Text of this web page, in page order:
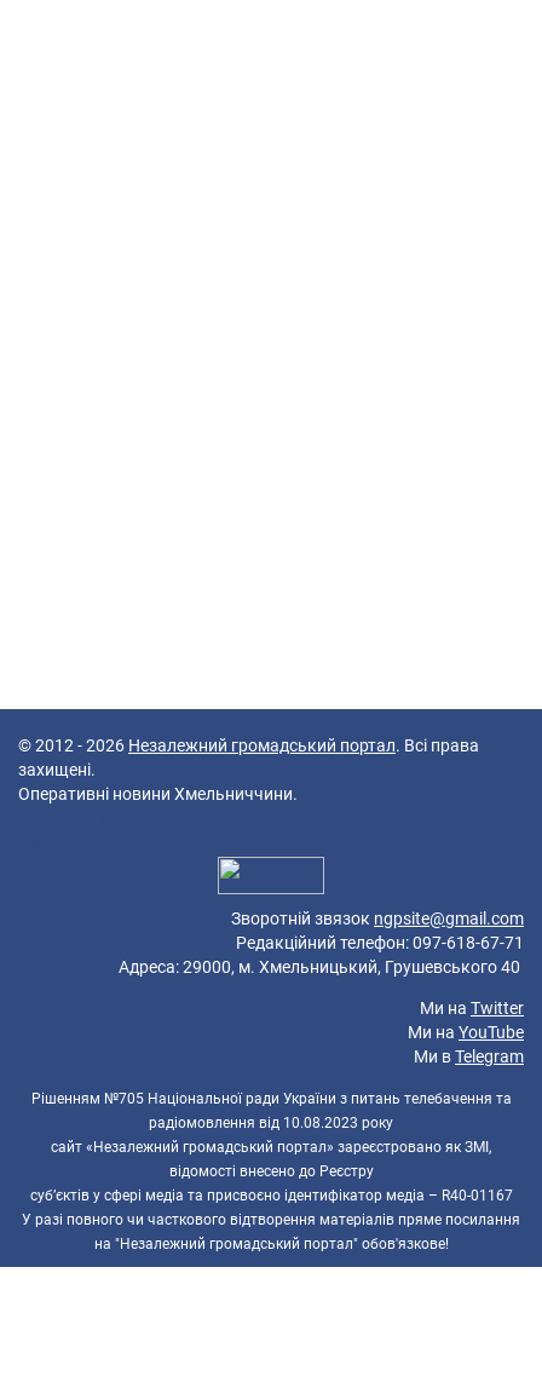
© 2012 - 2026 Незалежний громадський портал. Всі права
захищені.
Оперативні новини Хмельниччини.
Зворотній звязок ngpsite@gmail.com
Редакційний телефон: 097-618-67-71
Адреса: 29000, м. Хмельницький, Грушевського 40
Ми на Twitter
Ми на YouTube
Ми вTelegram
Рішенням №705 Національної ради України з питань телебачення та
радіомовлення від 10.08.2023 року
сайт «Незалежний громадський портал» зареєстровано як ЗМІ,
відомості внесено до Реєстру
суб’єктів у сфері медіа та присвоєно ідентифікатор медіа – R40-01167
У разі повного чи часткового відтворення матеріалів пряме посилання
на "Незалежний громадський портал" обов'язкове!